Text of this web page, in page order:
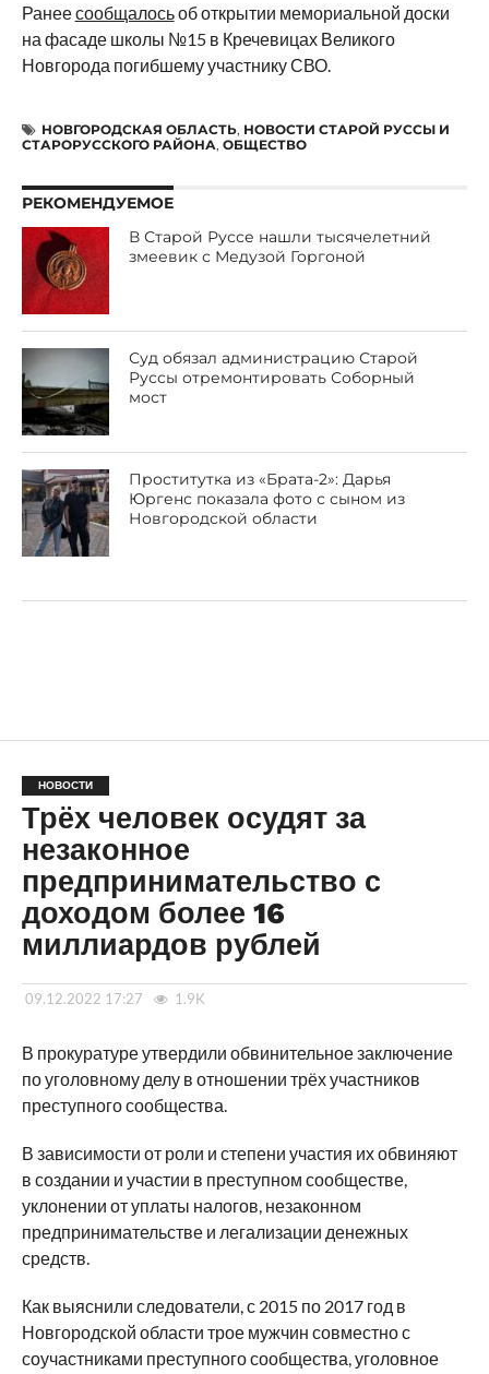
Ранеесообщалосьоб открытии мемориальной доски
на фасаде школы №15 в Кречевицах Великого
Новгорода погибшему участнику СВО.
НОВГОРОДСКАЯ ОБЛАСТЬ, НОВОСТИ СТАРОЙ РУССЫ И
СТАРОРУССКОГО РАЙОНА, ОБЩЕСТВО
РЕКОМЕНДУЕМОЕ
В Старой Руссе нашли тысячелетний
змеевик с Медузой Горгоной
Суд обязал администрацию Старой
Руссы отремонтировать Соборный
мост
Проститутка из «Брата-2»: Дарья
Юргенс показала фото с сыном из
Новгородской области
НОВОСТИ
Трёх человек осудят за
незаконное
предпринимательство с
доходом более 16
миллиардов рублей
09.12.2022 17:27 1.9K
В прокуратуре утвердили обвинительное заключение
по уголовному делу в отношении трёх участников
преступного сообщества.
В зависимости от роли и степени участия их обвиняют
в создании и участии в преступном сообществе,
уклонении от уплаты налогов, незаконном
предпринимательстве и легализации денежных
средств.
Как выяснили следователи, с 2015 по 2017 год в
Новгородской области трое мужчин совместно с
соучастниками преступного сообщества, уголовное